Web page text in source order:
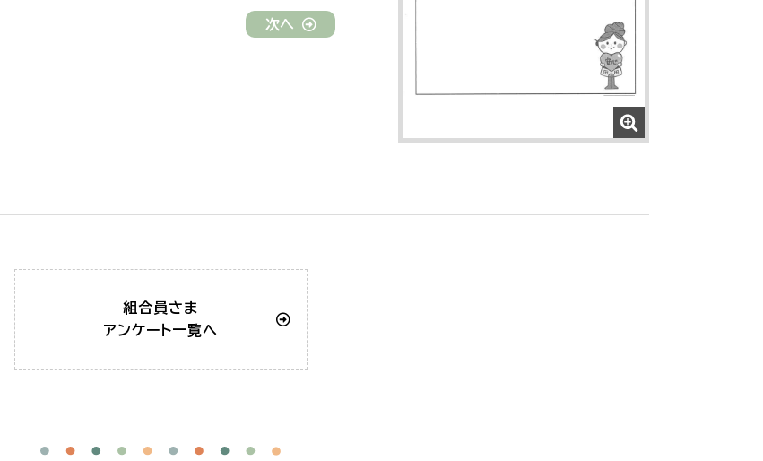
次へ
組合員さま
アンケート一覧へ